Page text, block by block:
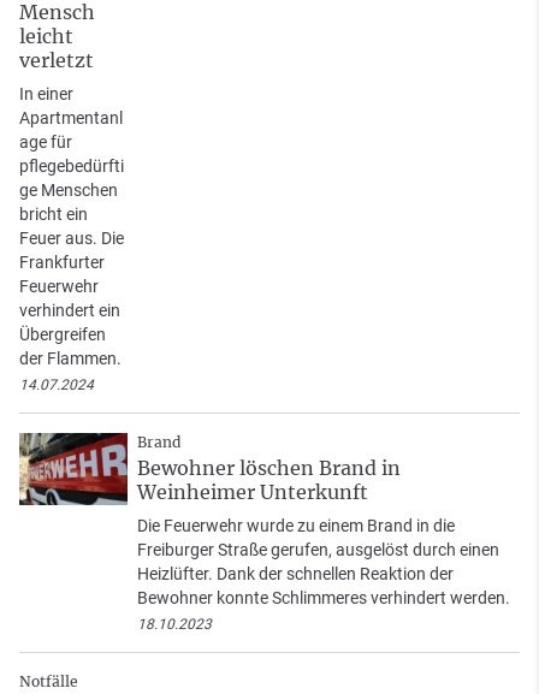
Mensch
leicht
verletzt
In einer
Apartmentanl
age für
pflegebedürfti
ge Menschen
bricht ein
Feuer aus. Die
Frankfurter
Feuerwehr
verhindert ein
Übergreifen
der Flammen.
14.07.2024
Brand
Bewohner löschen Brand in
Weinheimer Unterkunft
Die Feuerwehr wurde zu einem Brand in die
Freiburger Straße gerufen, ausgelöst durch einen
Heizlüfter. Dank der schnellen Reaktion der
Bewohner konnte Schlimmeres verhindert werden.
18.10.2023
Notfälle